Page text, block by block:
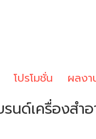
โปรโมชั่น ผลง
นด์เครื่องสำ